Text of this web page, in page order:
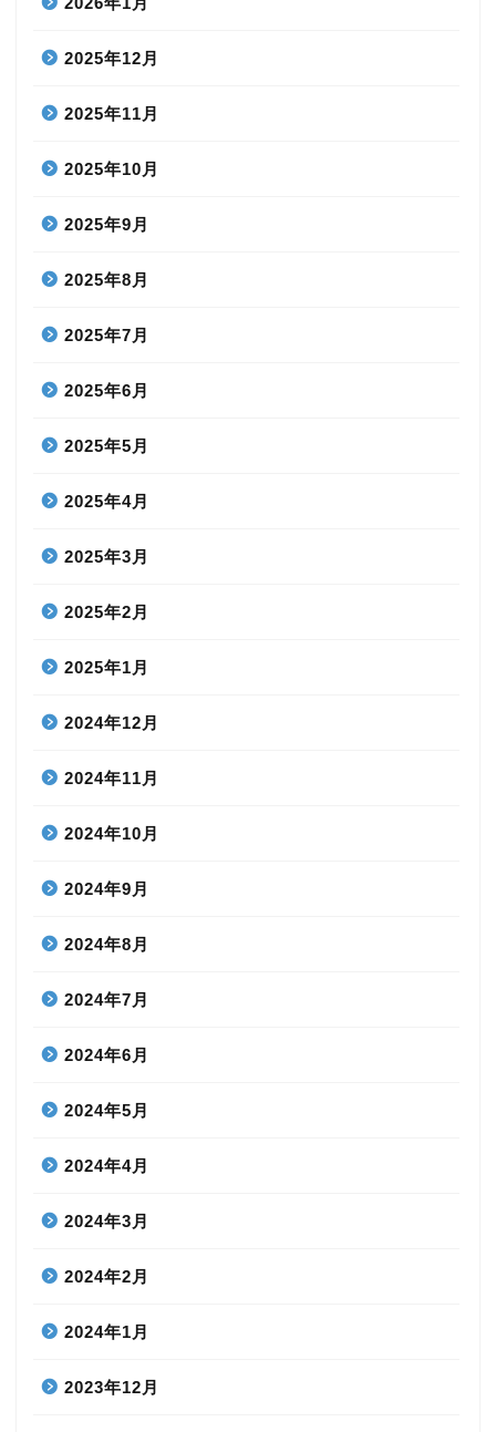
2025年12月
2025年11月
2025年10月
2025年9月
2025年8月
2025年7月
2025年6月
2025年5月
2025年4月
2025年3月
2025年2月
2025年1月
2024年12月
2024年11月
2024年10月
2024年9月
2024年8月
2024年7月
2024年6月
2024年5月
2024年4月
2024年3月
2024年2月
2024年1月
2023年12月